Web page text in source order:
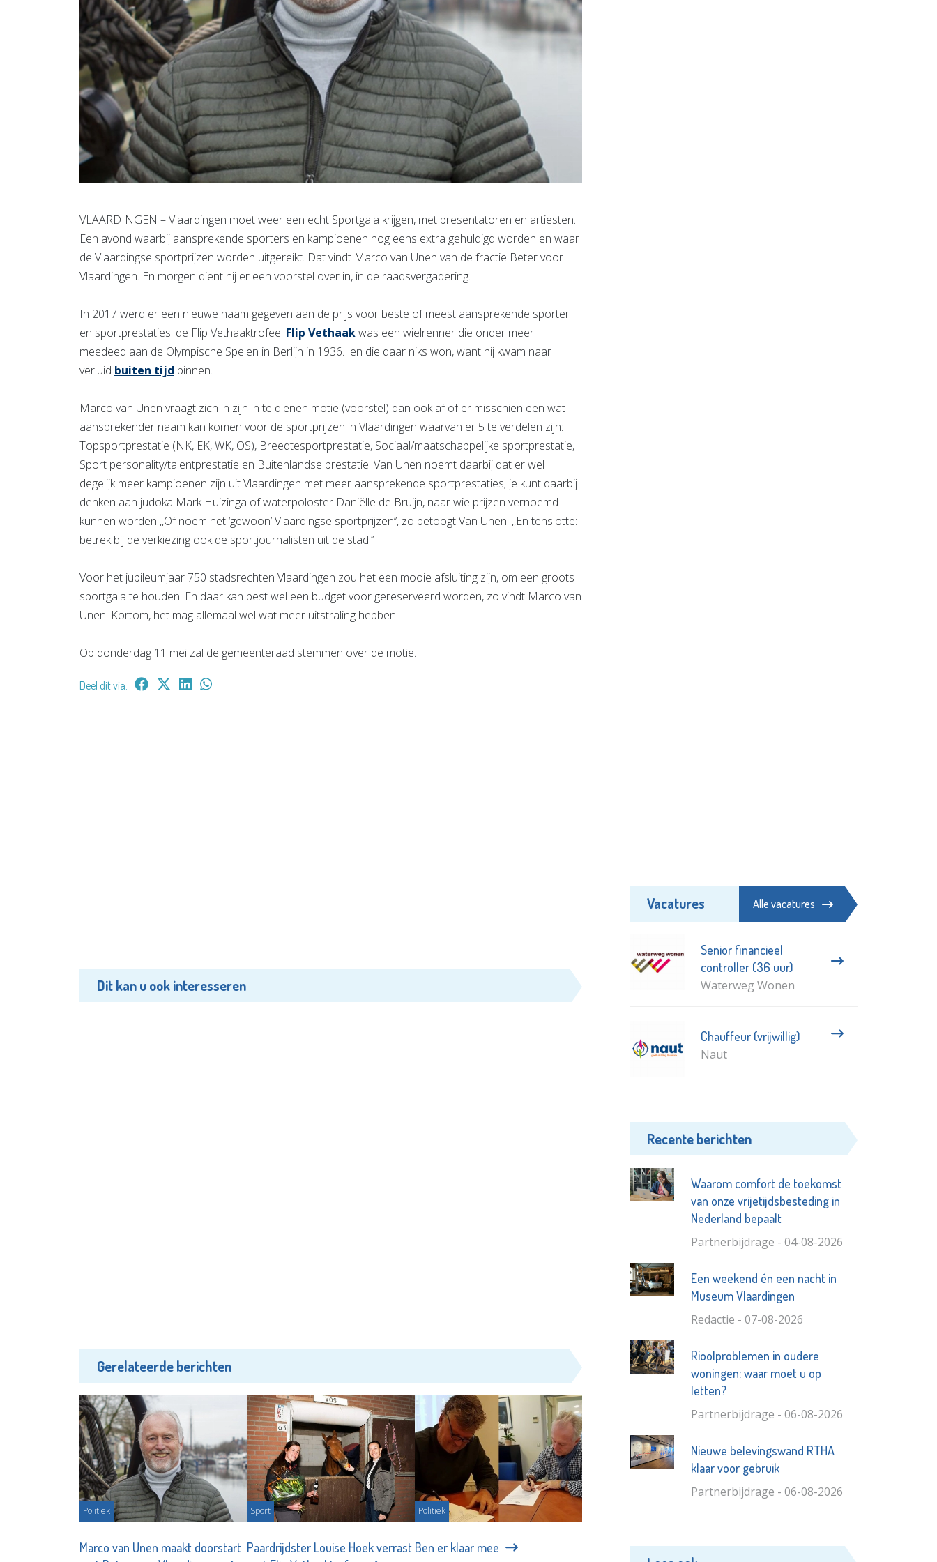
VLAARDINGEN – Vlaardingen moet weer een echt Sportgala krijgen, met presentatoren en artiesten.
Een avond waarbij aansprekende sporters en kampioenen nog eens extra gehuldigd worden en waar
de Vlaardingse sportprijzen worden uitgereikt. Dat vindt Marco van Unen van de fractie Beter voor
Vlaardingen. En morgen dient hij er een voorstel over in, in de raadsvergadering.
In 2017 werd er een nieuwe naam gegeven aan de prijs voor beste of meest aansprekende sporter
en sportprestaties: de Flip Vethaaktrofee. Flip Vethaakwas een wielrenner die onder meer
meedeed aan de Olympische Spelen in Berlijn in 1936…en die daar niks won, want hij kwam naar
verluid buiten tijd binnen.
Marco van Unen vraagt zich in zijn in te dienen motie (voorstel) dan ook af of er misschien een wat
aansprekender naam kan komen voor de sportprijzen in Vlaardingen waarvan er 5 te verdelen zijn:
Topsportprestatie (NK, EK, WK, OS), Breedtesportprestatie, Sociaal/maatschappelijke sportprestatie,
Sport personality/talentprestatie en Buitenlandse prestatie. Van Unen noemt daarbij dat er wel
degelijk meer kampioenen zijn uit Vlaardingen met meer aansprekende sportprestaties; je kunt daarbij
denken aan judoka Mark Huizinga of waterpoloster Daniëlle de Bruijn, naar wie prijzen vernoemd
kunnen worden ,,Of noem het ‘gewoon’ Vlaardingse sportprijzen’’, zo betoogt Van Unen. ,,En tenslotte:
betrek bij de verkiezing ook de sportjournalisten uit de stad.’’
Voor het jubileumjaar 750 stadsrechten Vlaardingen zou het een mooie afsluiting zijn, om een groots
sportgala te houden. En daar kan best wel een budget voor gereserveerd worden, zo vindt Marco van
Unen. Kortom, het mag allemaal wel wat meer uitstraling hebben.
Op donderdag 11 mei zal de gemeenteraad stemmen over de motie.
Deel dit via:
Dit kan u ook interesseren
Gerelateerde berichten
Politiek
Marco van Unen maakt doorstart
Sport
Paardrijdster Louise Hoek verrast
Politiek
Ben er klaar mee
Vacatures Alle vacatures
Senior financieel
controller (36 uur)
Waterweg Wonen
Chauffeur (vrijwillig)
Naut
Recente berichten
Waarom comfort de toekomst
van onze vrijetijdsbesteding in
Nederland bepaalt
Partnerbijdrage - 04-08-2026
Een weekend én een nacht in
Museum Vlaardingen
Redactie - 07-08-2026
Rioolproblemen in oudere
woningen: waar moet u op
letten?
Partnerbijdrage - 06-08-2026
Nieuwe belevingswand RTHA
klaar voor gebruik
Partnerbijdrage - 06-08-2026